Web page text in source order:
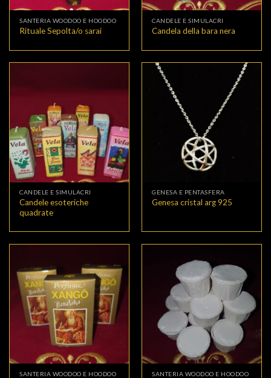
SANTERIA WOODOO E HOODOO
Rituale Sepolta/o sarai
CANDELE E SIMULACRI
Candela della bara nera
CANDELE E SIMULACRI
Candele esoteriche
quadrate
GENESA E PENTASFERA
Genesa cristal arg 925
SANTERIA WOODOO E HOODOO SANTERIA WOODOO E HOODOO